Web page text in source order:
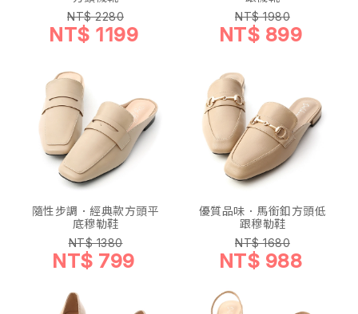
NT$ 2280
NT$ 1199
NT$ 1980
NT$ 899
隨性步調．經典款方頭平
底穆勒鞋
NT$ 1380
NT$ 799
優質品味．馬銜釦方頭低
跟穆勒鞋
NT$ 1680
NT$ 988